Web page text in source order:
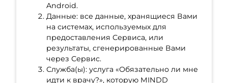
Android.
Данные: все данные, хранящиеся Вами
на системах, используемых для
предоставления Сервиса, или
результаты, сгенерированные Вами
через Сервис.
Служба(ы): услуга «Обязательно ли мне
идти к врачу?», которую MINDD